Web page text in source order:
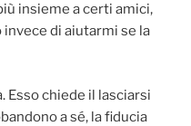
insieme a certi amici,
di aiutarmi se la
Esso chiede il lasciarsi
a sé, la fiducia